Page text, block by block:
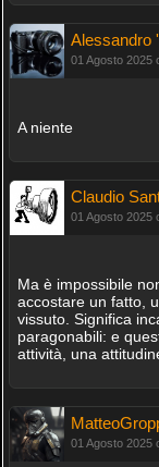
Alessandro
01 Agosto 2025
A niente
Claudio
01 Agosto 2025
Ma è impossibile
accostare un fatto,
vissuto. Significa
paragonabili: e
attività, una
01 Agosto 2025